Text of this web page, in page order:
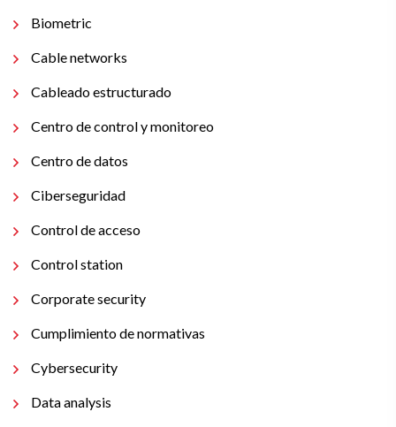
Biometric
Cable networks
Cableado estructurado
Centro de control y monitoreo
Centro de datos
Ciberseguridad
Control de acceso
Control station
Corporate security
Cumplimiento de normativas
Cybersecurity
Data analysis